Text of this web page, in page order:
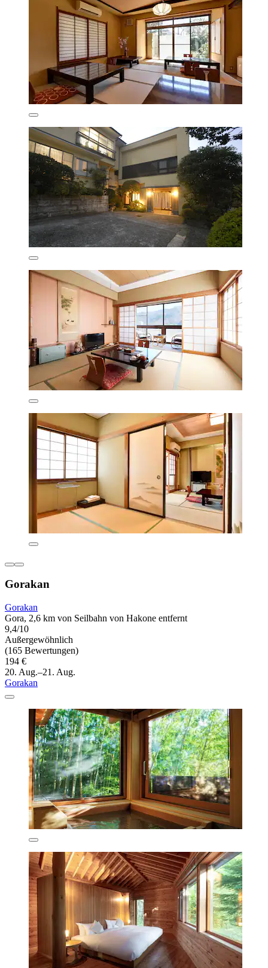
Gorakan
Gorakan
Gora, 2,6 km von Seilbahn von Hakone entfernt
9,4/10
Außergewöhnlich
(165 Bewertungen)
194 €
20. Aug.–21. Aug.
Gorakan